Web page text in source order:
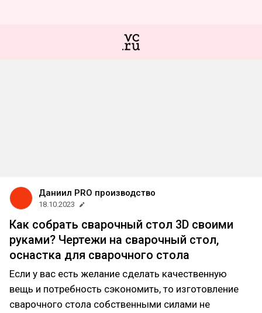
Даниил PRO производство
18.10.2023
Как собрать сварочный стол 3D своими
руками? Чертежи на сварочный стол,
оснастка для сварочного стола
Если у вас есть желание сделать качественную
вещь и потребность сэкономить, то изготовление
сварочного стола собственными силами не